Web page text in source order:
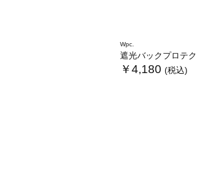
Wpc.
遮光バックプロテクトパ
￥4,180 (税込)